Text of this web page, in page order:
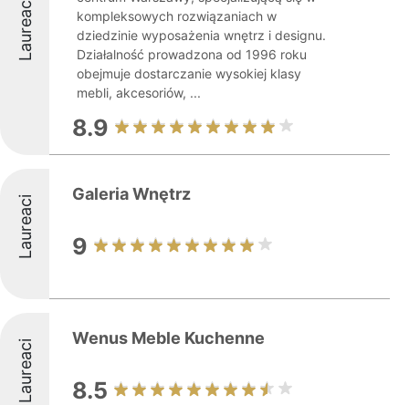
Laureaci
kompleksowych rozwiązaniach w
dziedzinie wyposażenia wnętrz i designu.
Działalność prowadzona od 1996 roku
obejmuje dostarczanie wysokiej klasy
mebli, akcesoriów, ...
8.9
Laureaci Galeria Wnętrz
9
Laureaci Wenus Meble Kuchenne
8.5